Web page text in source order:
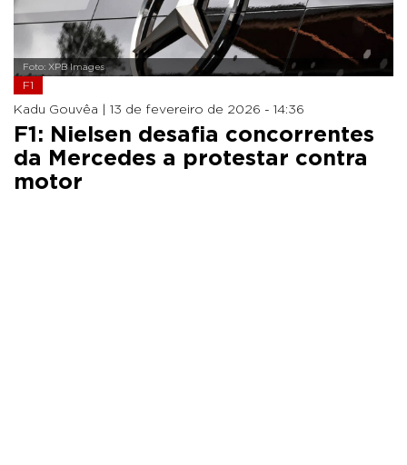
Foto: XPB Images
F1
Kadu Gouvêa | 13 de fevereiro de 2026 - 14:36
F1: Nielsen desafia concorrentes
da Mercedes a protestar contra
motor